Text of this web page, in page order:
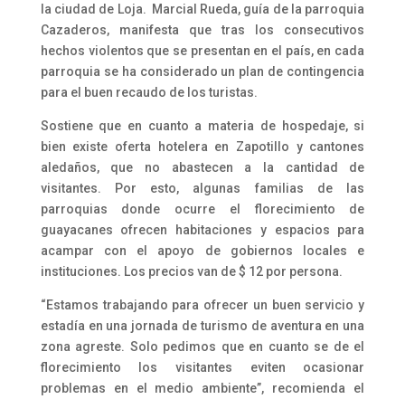
la ciudad de Loja. Marcial Rueda, guía de la parroquia
Cazaderos, manifesta que tras los consecutivos
hechos violentos que se presentan en el país, en cada
parroquia se ha considerado un plan de contingencia
para el buen recaudo de los turistas.
Sostiene que en cuanto a materia de hospedaje, si
bien existe oferta hotelera en Zapotillo y cantones
aledaños, que no abastecen a la cantidad de
visitantes. Por esto, algunas familias de las
parroquias donde ocurre el florecimiento de
guayacanes ofrecen habitaciones y espacios para
acampar con el apoyo de gobiernos locales e
instituciones. Los precios van de $ 12 por persona.
“Estamos trabajando para ofrecer un buen servicio y
estadía en una jornada de turismo de aventura en una
zona agreste. Solo pedimos que en cuanto se de el
florecimiento los visitantes eviten ocasionar
problemas en el medio ambiente”, recomienda el